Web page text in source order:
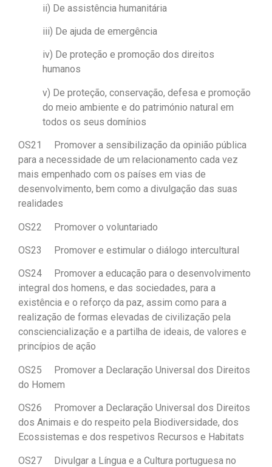
ii) De assistência humanitária
iii) De ajuda de emergência
iv) De proteção e promoção dos direitos
humanos
v) De proteção, conservação, defesa e promoção
do meio ambiente e do património natural em
todos os seus domínios
OS21 Promover a sensibilização da opinião pública
para a necessidade de um relacionamento cada vez
mais empenhado com os países em vias de
desenvolvimento, bem como a divulgação das suas
realidades
OS22 Promover o voluntariado
OS23 Promover e estimular o diálogo intercultural
OS24 Promover a educação para o desenvolvimento
integral dos homens, e das sociedades, para a
existência e o reforço da paz, assim como para a
realização de formas elevadas de civilização pela
consciencialização e a partilha de ideais, de valores e
princípios de ação
OS25 Promover a Declaração Universal dos Direitos
do Homem
OS26 Promover a Declaração Universal dos Direitos
dos Animais e do respeito pela Biodiversidade, dos
Ecossistemas e dos respetivos Recursos e Habitats
OS27 Divulgar a Língua e a Cultura portuguesa no